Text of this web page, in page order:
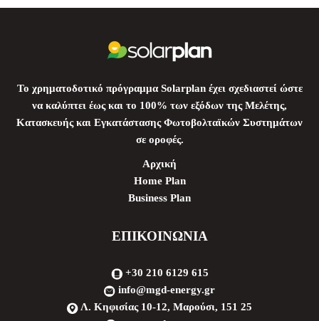
To χρηματοδοτικό πρόγραμμα Solarplan έχει σχεδιαστεί ώστε
να καλύπτει έως και το 100% των εξόδων της Μελέτης,
Κατασκευής και Εγκατάστασης Φωτοβολταϊκών Συστημάτων
σε οροφές.
Αρχική
Home Plan
Business Plan
ΕΠΙΚΟΙΝΩΝΙΑ
+30 210 6129 615
info@mgd-energy.gr
Λ. Κηφισίας 10-12, Μαρούσι, 151 25